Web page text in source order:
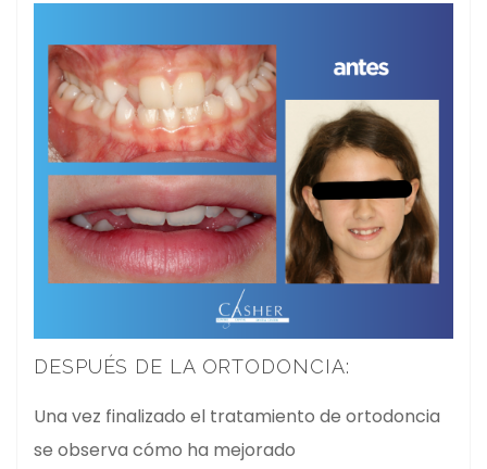
DESPUÉS DE LA ORTODONCIA:
Una vez finalizado el tratamiento de ortodoncia
se observa cómo ha mejorado